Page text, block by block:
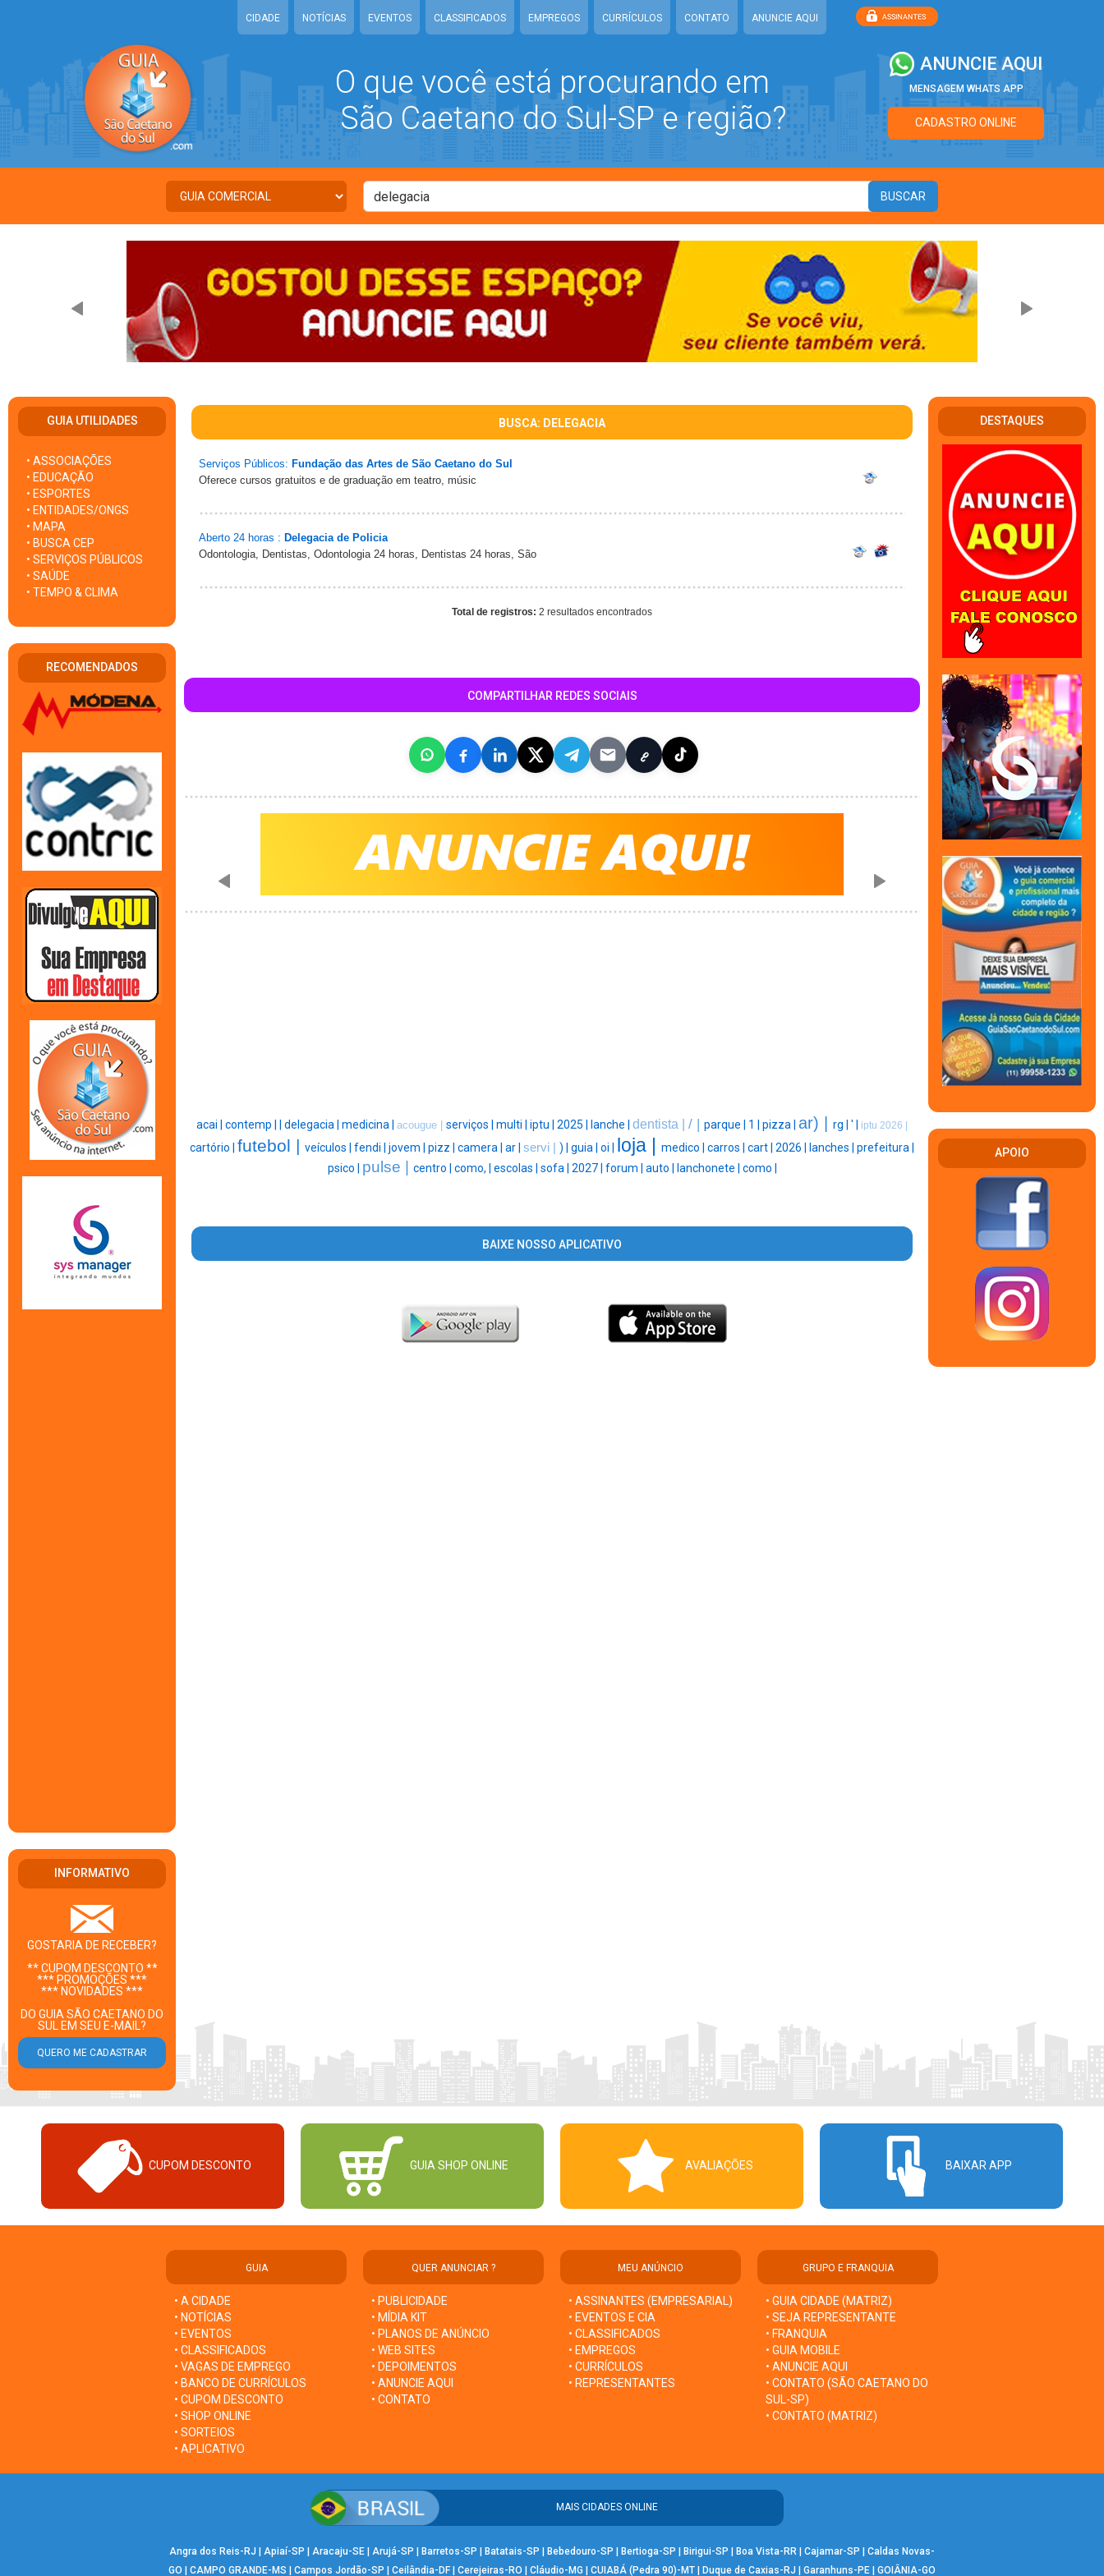
CIDADE NOTÍCIAS EVENTOS CLASSIFICADOS EMPREGOS CURRÍCULOS CONTATO ANUNCIE AQUI
O que você está procurando em
São Caetano do Sul-SP e região?
ANUNCIE AQUI
MENSAGEM WHATS APP
CADASTRO ONLINE
GUIA UTILIDADES
• ASSOCIAÇÕES
• EDUCAÇÃO
• ESPORTES
• ENTIDADES/ONGS
• MAPA
• BUSCA CEP
• SERVIÇOS PÚBLICOS
• SAÚDE
• TEMPO & CLIMA
RECOMENDADOS
INFORMATIVO
GOSTARIA DE RECEBER?
** CUPOM DESCONTO **
*** PROMOÇÕES ***
*** NOVIDADES ***
DO GUIA SÃO CAETANO DO
SUL EM SEU E-MAIL?
BUSCA: DELEGACIA
Serviços Públicos: Fundação das Artes de São Caetano do Sul
Oferece cursos gratuitos e de graduação em teatro, músic
Aberto 24 horas : Delegacia de Policia
Odontologia, Dentistas, Odontologia 24 horas, Dentistas 24 horas, São
Total de registros: 2 resultados encontrados
COMPARTILHAR REDES SOCIAIS
acai | contemp | delegacia | medicina | acougue | serviços | multi | iptu | 2025 | lanche | dentista | / | parque | 1 | pizza | ar) | rg | ' | iptu 2026 |
cartório | futebol | veículos | fendi | jovem | pizz | camera | ar | servi | ) | guia | oi | loja | medico | carros | cart | 2026 | lanches | prefeitura |
psico | pulse | centro | como, | escolas | sofa | 2027 | forum | auto | lanchonete | como |
BAIXE NOSSO APLICATIVO
DESTAQUES
APOIO
CUPOM DESCONTO GUIA SHOP ONLINE AVALIAÇÕES BAIXAR APP
GUIA
• A CIDADE
• NOTÍCIAS
• EVENTOS
• CLASSIFICADOS
• VAGAS DE EMPREGO
• BANCO DE CURRÍCULOS
• CUPOM DESCONTO
• SHOP ONLINE
• SORTEIOS
• APLICATIVO
QUER ANUNCIAR ?
• PUBLICIDADE
• MÍDIA KIT
• PLANOS DE ANÚNCIO
• WEB SITES
• DEPOIMENTOS
• ANUNCIE AQUI
• CONTATO
MEU ANÚNCIO
• ASSINANTES (EMPRESARIAL)
• EVENTOS E CIA
• CLASSIFICADOS
• EMPREGOS
• CURRÍCULOS
• REPRESENTANTES
GRUPO E FRANQUIA
• GUIA CIDADE (MATRIZ)
• SEJA REPRESENTANTE
• FRANQUIA
• GUIA MOBILE
• ANUNCIE AQUI
• CONTATO (SÃO CAETANO DO
SUL-SP)
• CONTATO (MATRIZ)
MAIS CIDADES ONLINE
Angra dos Reis-RJ | Apiaí-SP | Aracaju-SE | Arujá-SP | Barretos-SP | Batatais-SP | Bebedouro-SP | Bertioga-SP | Birigui-SP | Boa Vista-RR | Cajamar-SP | Caldas Novas-
GO | CAMPO GRANDE-MS | Campos Jordão-SP | Ceilândia-DF | Cerejeiras-RO | Cláudio-MG | CUIABÁ (Pedra 90)-MT | Duque de Caxias-RJ | Garanhuns-PE | GOIÂNIA-GO